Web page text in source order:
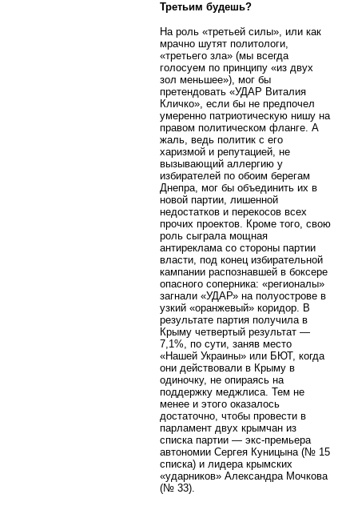
Третьим будешь?
На роль «третьей силы», или как
мрачно шутят политологи,
«третьего зла» (мы всегда
голосуем по принципу «из двух
зол меньшее»), мог бы
претендовать «УДАР Виталия
Кличко», если бы не предпочел
умеренно патриотическую нишу на
правом политическом фланге. А
жаль, ведь политик с его
харизмой и репутацией, не
вызывающий аллергию у
избирателей по обоим берегам
Днепра, мог бы объединить их в
новой партии, лишенной
недостатков и перекосов всех
прочих проектов. Кроме того, свою
роль сыграла мощная
антиреклама со стороны партии
власти, под конец избирательной
кампании распознавшей в боксере
опасного соперника: «регионалы»
загнали «УДАР» на полуострове в
узкий «оранжевый» коридор. В
результате партия получила в
Крыму четвертый результат —
7,1%, по сути, заняв место
«Нашей Украины» или БЮТ, когда
они действовали в Крыму в
одиночку, не опираясь на
поддержку меджлиса. Тем не
менее и этого оказалось
достаточно, чтобы провести в
парламент двух крымчан из
списка партии — экс-премьера
автономии Сергея Куницына (№ 15
списка) и лидера крымских
«ударников» Александра Мочкова
(№ 33).